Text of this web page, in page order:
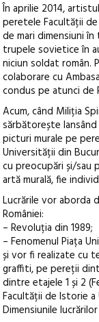
În aprilie 2014,
peretele Facultății
de mari dimensiuni
trupele sovietice în
niciun soldat român.
colaborare cu
condus pe atunci de
Acum, când Miliția
sărbătorește
picturi murale pe
Universității din
cu preocupări și/sau
artă murală, fie
Lucrările vor aborda
României:
– Revoluția din 1989;
– Fenomenul Piața
și vor fi realizate cu
graffiti, pe pereții
dintre etajele 1 și 2
Facultății de Istorie
Dimensiunile